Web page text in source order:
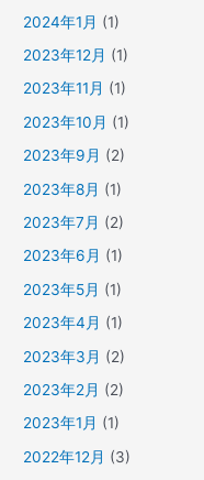
2024年1月 (1)
2023年12月 (1)
2023年11月 (1)
2023年10月 (1)
2023年9月 (2)
2023年8月 (1)
2023年7月 (2)
2023年6月 (1)
2023年5月 (1)
2023年4月 (1)
2023年3月 (2)
2023年2月 (2)
2023年1月 (1)
2022年12月 (3)